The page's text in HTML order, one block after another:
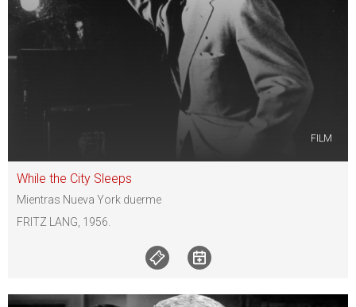
FILM
While the City Sleeps
Mientras Nueva York duerme
FRITZ LANG, 1956.